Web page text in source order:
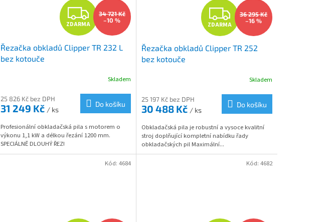
Z
D
A
M
A
ZDARMA
34 721 Kč
–10 %
Řezačka obkladů Clipper TR 232 L
bez kotouče
Skladem
25 826 Kč bez DPH
31 249 Kč / ks
Do košíku
Profesionální obkladačská pila s motorem o
výkonu 1,1 kW a délkou řezání 1200 mm.
SPECIÁLNĚ DLOUHÝ ŘEZ!
Z
D
A
M
A
ZDARMA
36 295 Kč
–16 %
Řezačka obkladů Clipper TR 252
bez kotouče
Skladem
25 197 Kč bez DPH
30 488 Kč / ks
Do košíku
Obkladačská pila je robustní a vysoce kvalitní
stroj doplňující kompletní nabídku řady
obkladačských pil Maximální...
Kód: 4684 Kód: 4682